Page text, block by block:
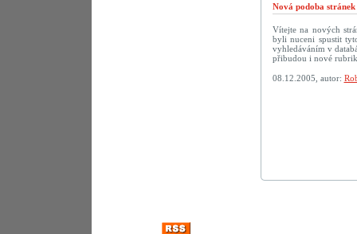
Nová podoba
Vítejte na nových
byli nuceni spustit
vyhledáváním v
přibudou i nové
08.12.2005, autor: